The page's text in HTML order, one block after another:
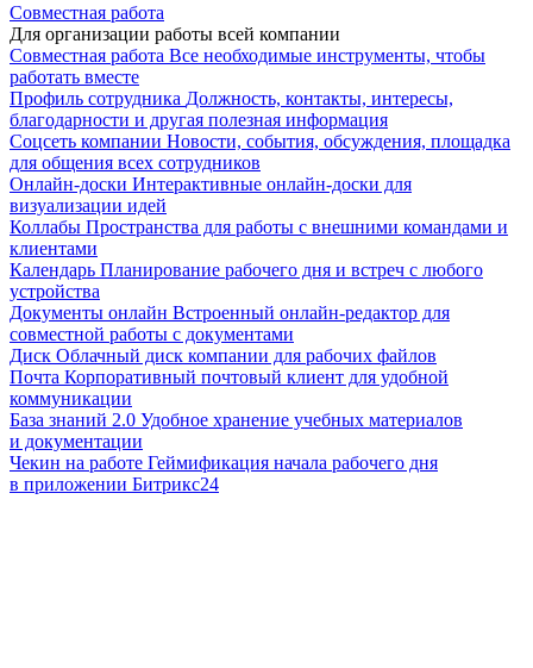
Совместная работа
Для организации работы всей компании
Совместная работа Все необходимые инструменты, чтобы
работать вместе
Профиль сотрудника Должность, контакты, интересы,
благодарности и другая полезная информация
Соцсеть компании Новости, события, обсуждения, площадка
для общения всех сотрудников
Онлайн-доски Интерактивные онлайн-доски для
визуализации идей
Коллабы Пространства для работы с внешними командами и
клиентами
Календарь Планирование рабочего дня и встреч с любого
устройства
Документы онлайн Встроенный онлайн-редактор для
совместной работы с документами
Диск Облачный диск компании для рабочих файлов
Почта Корпоративный почтовый клиент для удобной
коммуникации
База знаний 2.0 Удобное хранение учебных материалов
и документации
Чекин на работе Геймификация начала рабочего дня
в приложении Битрикс24